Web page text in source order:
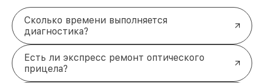
Сколько времени выполняется
диагностика?
Есть ли экспресс ремонт оптического
прицела?